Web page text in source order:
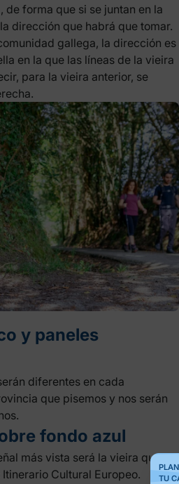
TU
, de forma que si se juntan en la
dirección que habrá que tomar.
gallega, la dirección es
en la que las líneas de la vieira
para la vieira anterior, se
y paneles
diferentes en cada
que pisemos y nos serán
fondo azul
más vista será la vieira que
Cultural Europeo.